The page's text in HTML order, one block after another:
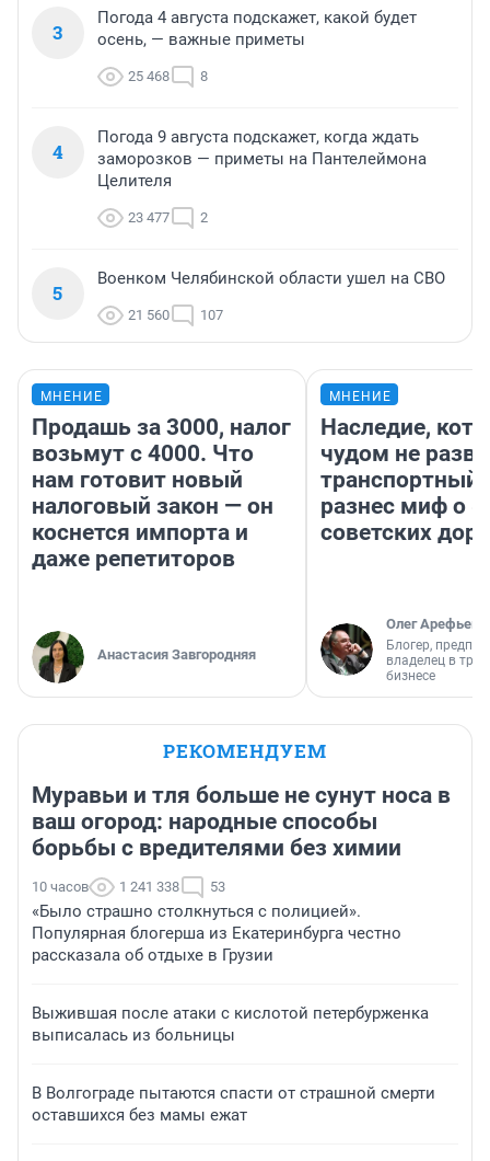
3
Погода 4 августа подскажет, какой будет
осень, — важные приметы
25 468 8
4
Погода 9 августа подскажет, когда ждать
заморозков — приметы на Пантелеймона
Целителя
23 477 2
5
Военком Челябинской области ушел на СВО
21 560 107
МНЕНИЕ
Продашь за 3000, налог
возьмут с 4000. Что
нам готовит новый
налоговый закон — он
коснется импорта и
даже репетиторов
Анастасия Завгородняя
МНЕНИЕ
Наследие,
чудом не
транспортный
разнес миф о
советских
Олег Арефьев
Блогер,
владелец в
бизнесе
РЕКОМЕНДУЕМ
Муравьи и тля больше не сунут носа в
ваш огород: народные способы
борьбы с вредителями без химии
10 часов 1 241 338 53
«Было страшно столкнуться с полицией».
Популярная блогерша из Екатеринбурга честно
рассказала об отдыхе в Грузии
Выжившая после атаки с кислотой петербурженка
выписалась из больницы
В Волгограде пытаются спасти от страшной смерти
оставшихся без мамы ежат